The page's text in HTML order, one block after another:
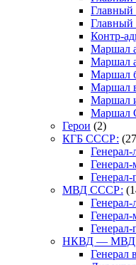
Главный
Главный
Контр-
Маршал
Маршал
Маршал
Маршал
Маршал
Маршал
Герои (2)
КГБ СССР:
Генерал-
МВД СССР:
Генерал-
НКВД — МВД
Генерал